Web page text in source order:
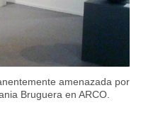
amenazada por
Bruguera en ARCO.